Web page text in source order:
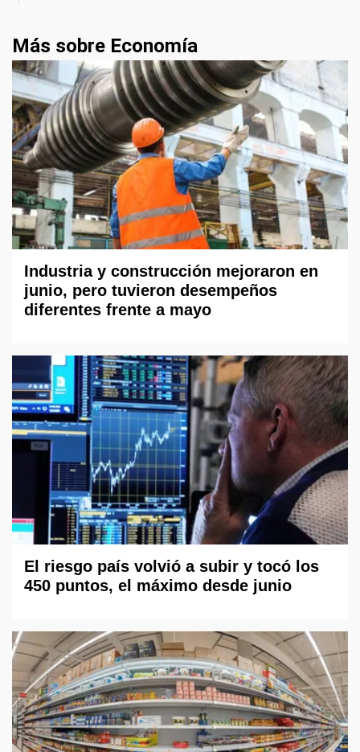
Más sobre Economía
Industria y construcción mejoraron en
junio, pero tuvieron desempeños
diferentes frente a mayo
El riesgo país volvió a subir y tocó los
450 puntos, el máximo desde junio